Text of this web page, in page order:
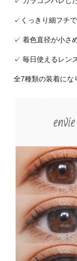
✓くっきり細フチ
✓ 着色直径が小さ
✓ 毎日使えるレン
全7種類の装着にな